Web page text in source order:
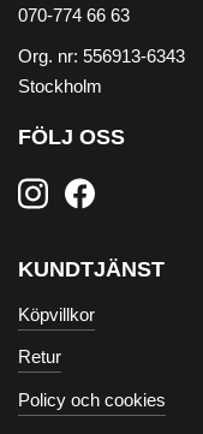
070-774 66 63
Org. nr: 556913-6343
Stockholm
FÖLJ OSS
KUNDTJÄNST
Köpvillkor
Retur
Policy och cookies